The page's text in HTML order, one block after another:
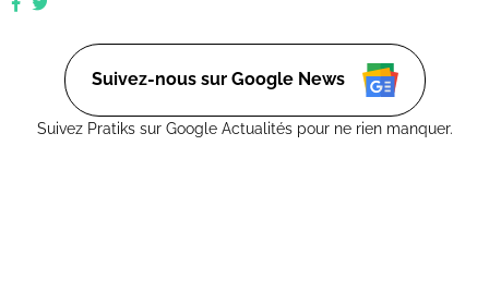
et m'émerveiller devant la beauté de la nature. Suivez mes
ce soit dans un petit coin de balcon ou dans un vaste espace
verdoyant. Suivez-nous sur Google News
Suivez Pratiks sur Google Actualités pour ne rien manquer.